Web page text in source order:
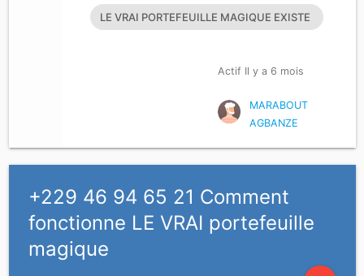
portefeuille magique
LE VRAI PORTEFEUILLE MAGIQUE EXISTE
Actif Il y a 6 mois
MARABOUT
AGBANZE
+229 46 94 65 21 Comment
fonctionne LE VRAI portefeuille
magique